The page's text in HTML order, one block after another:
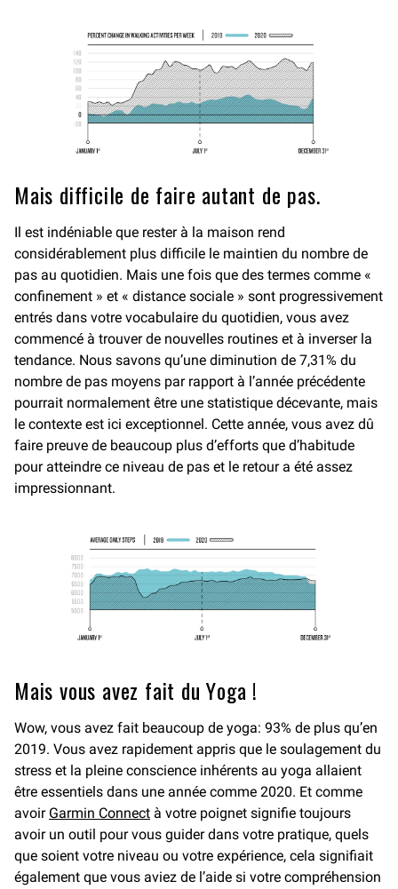
Mais difficile de faire autant de pas.
Il est indéniable que rester à la maison rend
considérablement plus difficile le maintien du nombre de
pas au quotidien. Mais une fois que des termes comme «
confinement » et « distance sociale » sont progressivement
entrés dans votre vocabulaire du quotidien, vous avez
commencé à trouver de nouvelles routines et à inverser la
tendance. Nous savons qu’une diminution de 7,31% du
nombre de pas moyens par rapport à l’année précédente
pourrait normalement être une statistique décevante, mais
le contexte est ici exceptionnel. Cette année, vous avez dû
faire preuve de beaucoup plus d’efforts que d’habitude
pour atteindre ce niveau de pas et le retour a été assez
impressionnant.
Mais vous avez fait du Yoga !
Wow, vous avez fait beaucoup de yoga: 93% de plus qu’en
2019. Vous avez rapidement appris que le soulagement du
stress et la pleine conscience inhérents au yoga allaient
être essentiels dans une année comme 2020. Et comme
avoir Garmin Connect à votre poignet signifie toujours
avoir un outil pour vous guider dans votre pratique, quels
que soient votre niveau ou votre expérience, cela signifiait
également que vous aviez de l’aide si votre compréhension